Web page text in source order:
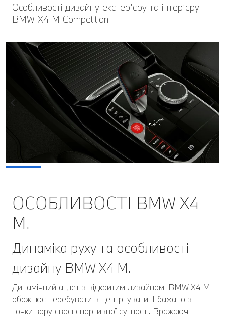
Особливості дизайну екстер’єру та інтер’єру
BMW Х4 M Competition.
ОСОБЛИВОСТІ BMW X4
M.
Динаміка руху та особливості
дизайну BMW X4 M.
Динамічний атлет з відкритим дизайном: BMW X4 M
обожнює перебувати в центрі уваги. І бажано з
точки зору своєї спортивної сутності. Вражаючі